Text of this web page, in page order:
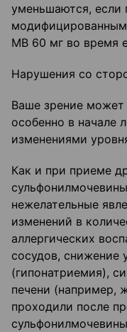
уменьшаются, если
МВ 60 мг во время
Нарушения со
Ваше зрение может
особенно в начале
изменениями
Как и при приеме
нежелательные
изменений в
аллергических
сосудов, снижение
(гипонатриемия),
печени (например,
проходили после